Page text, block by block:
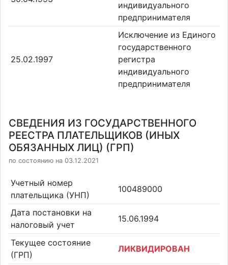
индивидуального
предпринимателя
25.02.1997
Исключение из Единого
государственного
регистра
индивидуального
предпринимателя
СВЕДЕНИЯ ИЗ ГОСУДАРСТВЕННОГО
РЕЕСТРА ПЛАТЕЛЬЩИКОВ (ИНЫХ
ОБЯЗАННЫХ ЛИЦ) (ГРП)
по состоянию на 03.12.2021
Учетный номер
плательщика (УНП)
100489000
Дата постановки на
налоговый учет
15.06.1994
Текущее состояние
(ГРП)
ЛИКВИДИРОВАН